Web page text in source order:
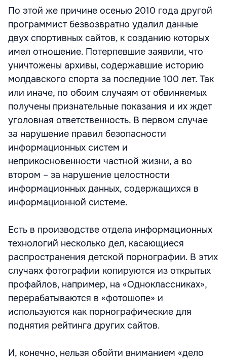
По этой же причине осенью 2010 года другой
программист безвозвратно удалил данные
двух спортивных сайтов, к созданию которых
имел отношение. Потерпевшие заявили, что
уничтожены архивы, содержавшие историю
молдавского спорта за последние 100 лет. Так
или иначе, по обоим случаям от обвиняемых
получены признательные показания и их ждет
уголовная ответственность. В первом случае
за нарушение правил безопасности
информационных систем и
неприкосновенности частной жизни, а во
втором – за нарушение целостности
информационных данных, содержащихся в
информационной системе.
Есть в производстве отдела информационных
технологий несколько дел, касающиеся
распространения детской порнографии. В этих
случаях фотографии копируются из открытых
профайлов, например, на «Одноклассниках»,
перерабатываются в «фотошопе» и
используются как порнографические для
поднятия рейтинга других сайтов.
И, конечно, нельзя обойти вниманием «дело